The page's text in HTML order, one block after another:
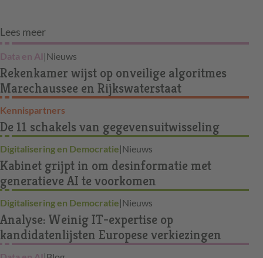
Lees meer
Data en AI |Nieuws
Rekenkamer wijst op onveilige algoritmes
Marechaussee en Rijkswaterstaat
Kennispartners
De 11 schakels van gegevensuitwisseling
Digitalisering en Democratie|Nieuws
Kabinet grijpt in om desinformatie met
generatieve AI te voorkomen
Digitalisering en Democratie|Nieuws
Analyse: Weinig IT-expertise op
kandidatenlijsten Europese verkiezingen